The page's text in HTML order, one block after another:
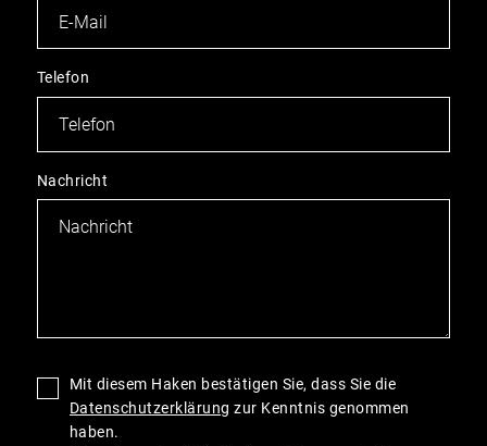
Telefon
Nachricht
Mit diesem Haken bestätigen Sie, dass Sie die
Datenschutzerklärung zur Kenntnis genommen
haben.